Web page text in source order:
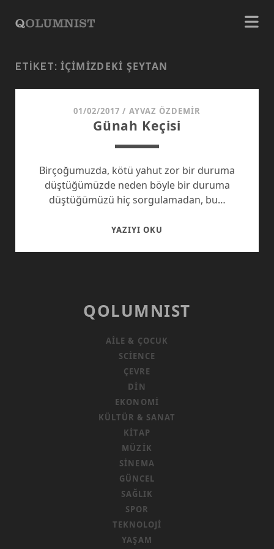
ETIKET: İÇIMIZDEKI ŞEYTAN
01/02/2017 / AYVAZ ÖZDEMIR
Günah Keçisi
Birçoğumuzda, kötü yahut zor bir duruma
düştüğümüzde neden böyle bir duruma
düştüğümüzü hiç sorgulamadan, bu…
YAZIYI OKU
QOLUMNIST
AILE & ÇOCUK
SCIENCE
ÇEVRE
DIN
EKONOMI
KÜLTÜR & SANAT
KITAP
MÜZIK
SINEMA
GÜNCEL
SAĞLIK
SPOR
TEKNOLOJI
YAŞAM